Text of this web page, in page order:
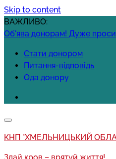
Skip to content
ВАЖЛИВО:
Об'ява донорам! Дуже
Стати донором
Питання-відповідь
Ода донору
КНП "ХМЕЛЬНИЦЬКИЙ